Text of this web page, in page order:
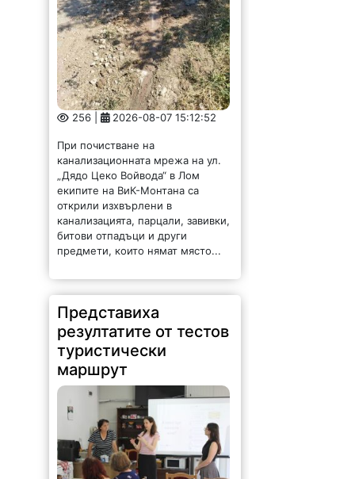
256 | 2026-08-07 15:12:52
При почистване на
канализационната мрежа на ул.
„Дядо Цеко Войвода“ в Лом
екипите на ВиК-Монтана са
открили изхвърлени в
канализацията, парцали, завивки,
битови отпадъци и други
предмети, които нямат място...
Представиха
резултатите от тестов
туристически
маршрут